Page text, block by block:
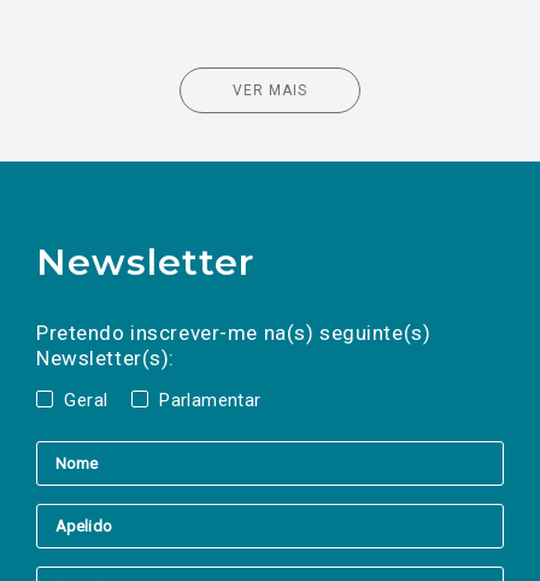
VER MAIS
Newsletter
Pretendo inscrever-me na(s) seguinte(s)
Newsletter(s):
Geral Parlamentar
a(s) newsletter(s).
mail